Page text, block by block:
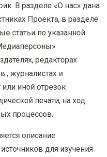
В разделе «О нас» дана
Проекта, в разделе
статьи по указанной
редакторах
в., журналистах и
иной отрезок
печати, на ход
процессов.
описание
для изучения